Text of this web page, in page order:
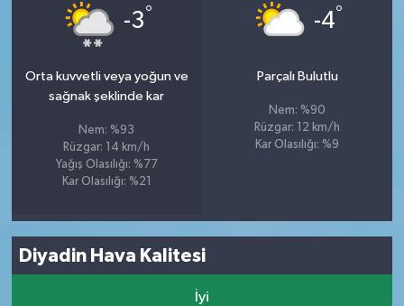
-3°
Orta kuvvetli veya yoğun ve
sağnak şeklinde kar
Nem: %93
Rüzgar: 14 km/h
Yağış Olasılığı: %77
Kar Olasılığı: %21
-4°
Parçalı Bulutlu
Nem: %90
Rüzgar: 12 km/h
Kar Olasılığı: %9
Diyadin Hava Kalitesi
İyi